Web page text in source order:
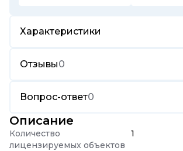
Характеристики
Отзывы0
Вопрос-ответ0
Описание
Количество
лицензируемых объектов
1